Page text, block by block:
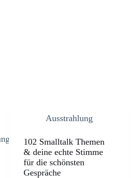
Ausstrahlung
102 Smalltalk Themen
& deine echte Stimme
für die schönsten
Gespräche